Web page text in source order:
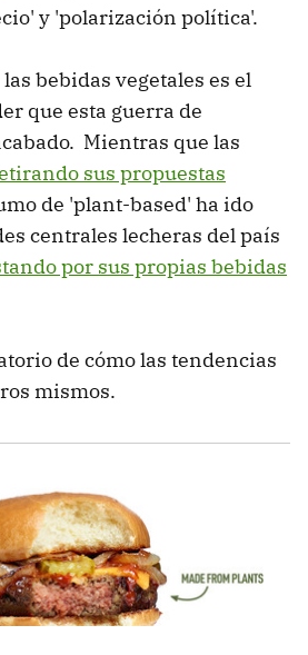
y 'polarización política'.
bebidas vegetales es el
que esta guerra de
Mientras que las
sus propuestas
de 'plant-based' ha ido
centrales lecheras del país
por sus propias bebidas
de cómo las tendencias
mismos.